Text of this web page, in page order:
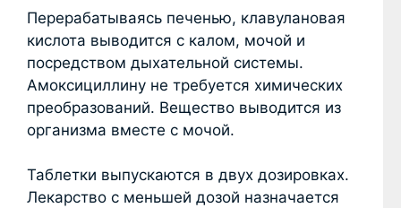
Перерабатываясь печенью, клавулановая
кислота выводится с калом, мочой и
посредством дыхательной системы.
Амоксициллину не требуется химических
преобразований. Вещество выводится из
организма вместе с мочой.
Таблетки выпускаются в двух дозировках.
Лекарство с меньшей дозой назначается